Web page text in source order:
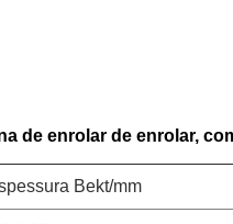
de enrolar de enrolar,
Bekt/mm